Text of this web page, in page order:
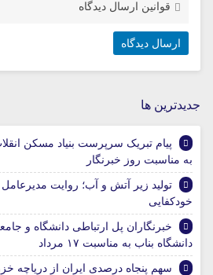
قوانین ارسال دیدگاه
جديدترين ها
پیام تبریک سرپرست بنیاد مسکن
به مناسبت روز خبرنگار
تولید زیر آتش و آب؛ روایت
خودکفایی
خبرنگاران پل ارتباطی دانشگاه و
دانشگاه بناب به مناسبت ۱۷ مرداد
سهم پنجاه درصدی ایران از دریاچه